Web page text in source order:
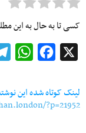
کسی تا به حال به این
Facebook
لینک کوتاه شده این
?p=21952